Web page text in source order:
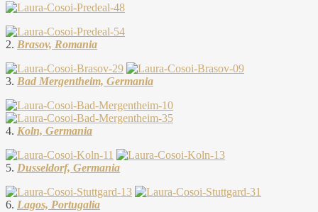
2. Brasov, Romania
3. Bad Mergentheim, Germania
4. Koln, Germania
5. Dusseldorf, Germania
6. Lagos, Portugalia